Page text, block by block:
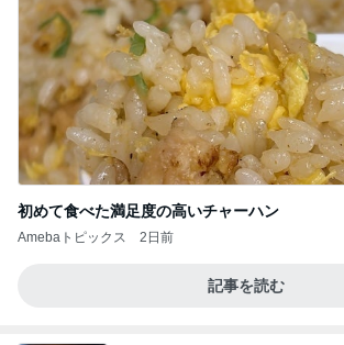
初めて食べた満足度の高いチャーハン
Amebaトピックス 2日前
記事を読む